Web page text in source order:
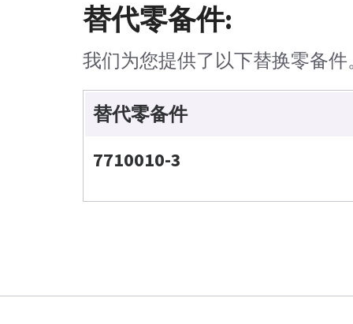
替代零备件:
我们为您提供了以下替换零备
替代零备件
7710010-3